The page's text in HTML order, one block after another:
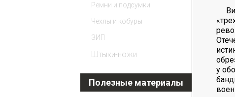
у
Ремни и подсумки
Чехлы и кобуры
ЗИП
Штыки-ножи
Полезные материалы